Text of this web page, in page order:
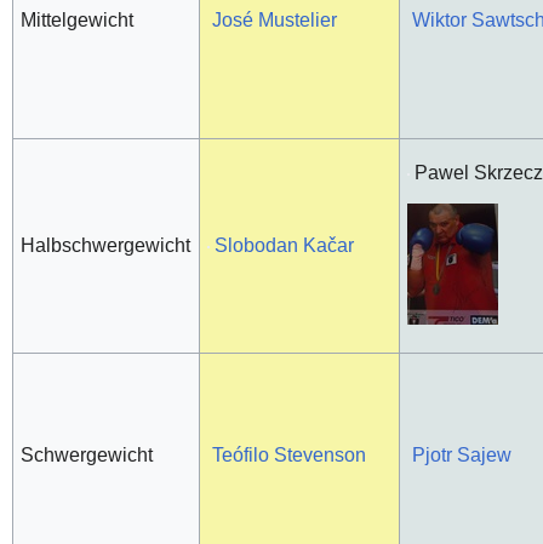
Mittelgewicht José Mustelier Wiktor
Halbschwergewicht Slobodan Kačar
Pawel Skrzecz
Schwergewicht Teófilo Stevenson Pjotr Sajew